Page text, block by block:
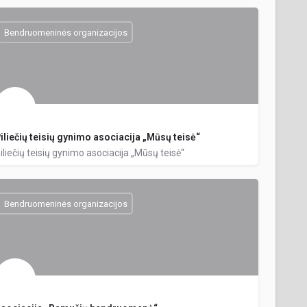
teisių gynimo asociacija „Mūsų teisė“
teisių gynimo asociacija „Mūsų teisė“
Bendruomeninės organizacijos
Bendruomeninės organizacijos